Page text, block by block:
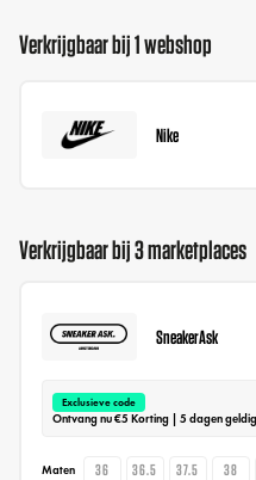
Verkrijgbaar bij 1 webshop
Nike
Verkrijgbaar bij 3 marketplaces
SneakerAsk
Exclusieve code
Ontvang nu €5 Korting | 5 dagen geldig
Maten 36 36.5 37.5 38